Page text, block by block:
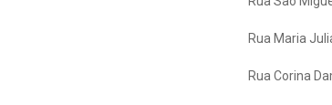
Rua Maria
Rua Corina